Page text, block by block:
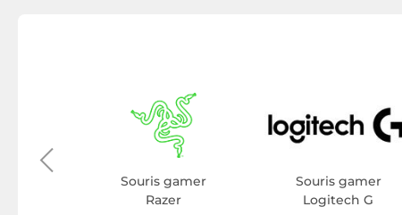
Souris gamer
Razer
Souris gamer
Logitech G